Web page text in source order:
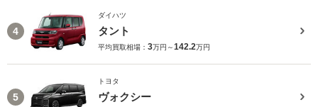
4
ダイハツ
タント
平均買取相場： 3万円～142.2万円
5
トヨタ
ヴォクシー